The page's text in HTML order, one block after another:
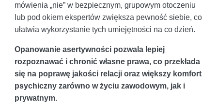
mówienia „nie” w bezpiecznym, grupowym otoczeniu
lub pod okiem ekspertów zwiększa pewność siebie, co
ułatwia wykorzystanie tych umiejętności na co dzień.
Opanowanie asertywności pozwala lepiej
rozpoznawać i chronić własne prawa, co przekłada
się na poprawę jakości relacji oraz większy komfort
psychiczny zarówno w życiu zawodowym, jak i
prywatnym.